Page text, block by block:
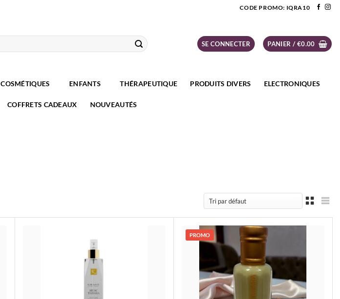
CODE PROMO: IQRA10
SE CONNECTER PANIER / €0.00
COSMÉTIQUES ENFANTS THÉRAPEUTIQUE PRODUITS DIVERS ELECTRONIQUES
COFFRETS CADEAUX NOUVEAUTÉS
PROMO